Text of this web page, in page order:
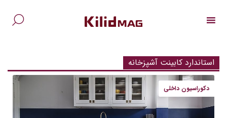
استاندارد کابینت آشپزخانه
دکوراسیون داخلی